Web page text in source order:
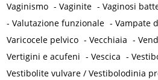
Vaginismo -Vaginite -Vaginosi
-Valutazione funzionale -Vampate
Varicocele pelvico -Vecchiaia -
Vertigini e acufeni -Vescica -
Vestibolite vulvare / Vestibolodinia